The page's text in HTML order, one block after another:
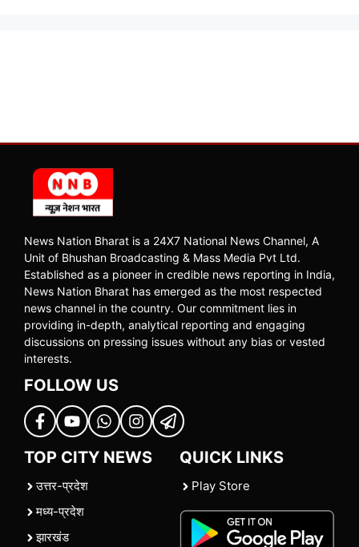
News Nation Bharat is a 24X7 National News Channel, A
Unit of Bhushan Broadcasting & Mass Media Pvt Ltd.
Established as a pioneer in credible news reporting in India,
News Nation Bharat has emerged as the most respected
news channel in the country. Our commitment lies in
providing in-depth, analytical reporting and engaging
discussions on pressing issues without any bias or vested
interests.
FOLLOW US
TOP CITY NEWS
उत्तर-प्रदेश
मध्य-प्रदेश
झारखंड
QUICK LINKS
Play Store